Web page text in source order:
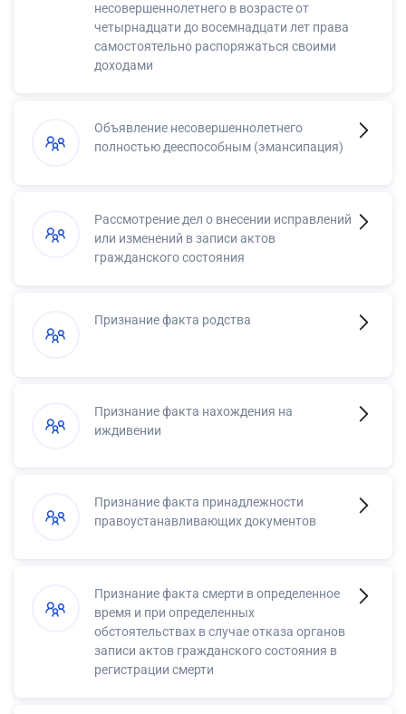
несовершеннолетнего в возрасте от
четырнадцати до восемнадцати лет права
самостоятельно распоряжаться своими
доходами
Объявление несовершеннолетнего
полностью дееспособным (эмансипация)
Рассмотрение дел о внесении исправлений
или изменений в записи актов
гражданского состояния
Признание факта родства
Признание факта нахождения на
иждивении
Признание факта принадлежности
правоустанавливающих документов
Признание факта смерти в определенное
время и при определенных
обстоятельствах в случае отказа органов
записи актов гражданского состояния в
регистрации смерти